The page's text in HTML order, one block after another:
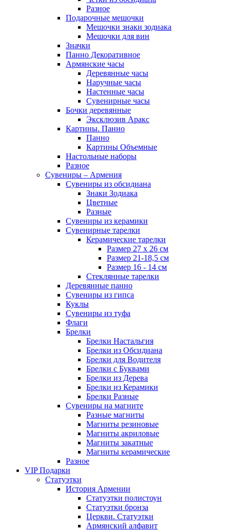
Разное
Подарочные мешочки
Мешочки знаки зодиака
Мешочки для вин
Значки
Панно Декоративное
Армянские часы
Деревянные часы
Наручные часы
Настенные часы
Сувенирные часы
Бочки деревянные
Эксклюзив Аракс
Картины. Панно
Панно
Картины Объемные
Настольные наборы
Разное
Сувениры – Армения
Сувениры из обсидиана
Знаки Зодиака
Цветные
Разные
Сувениры из керамики
Сувенирные тарелки
Керамические тарелки
Размер 27 х 26 см
Размер 21-18,5 см
Размер 16 - 14 см
Стеклянные тарелки
Деревянные панно
Сувениры из гипса
Куклы
Сувениры из туфа
Флаги
Брелки
Брелки Настальгия
Брелки из Обсидиана
Брелки для Водителя
Брелки с Буквами
Брелки из Дерева
Брелки из Керамики
Брелки Разные
Сувениры на магните
Разные магниты
Магниты резиновые
Магниты акриловые
Магниты закатные
Магниты керамические
Разное
VIP Подарки
Статуэтки
История Армении
Статуэтки полистоун
Статуэтки бронза
Церкви. Статуэтки
Армянский алфавит